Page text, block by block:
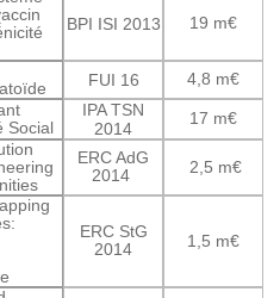
BPI ISI 2013 19 m€
FUI 16 4,8 m€
Social
IPA TSN
2014
17 m€
ERC AdG
2014
2,5 m€
ERC StG
2014
1,5 m€